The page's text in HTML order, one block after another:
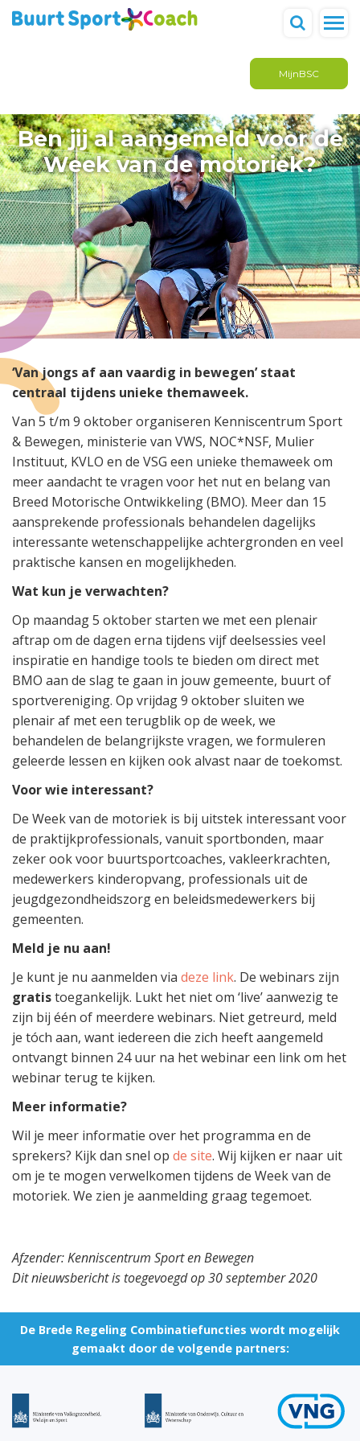
MijnBSC
Ben jij al aangemeld voor de
Week van de motoriek?
‘Van jongs af aan vaardig in bewegen’ staat
centraal tijdens unieke themaweek.
Van 5 t/m 9 oktober organiseren Kenniscentrum Sport
& Bewegen, ministerie van VWS, NOC*NSF, Mulier
Instituut, KVLO en de VSG een unieke themaweek om
meer aandacht te vragen voor het nut en belang van
Breed Motorische Ontwikkeling (BMO). Meer dan 15
aansprekende professionals behandelen dagelijks
interessante wetenschappelijke achtergronden en veel
praktische kansen en mogelijkheden.
Wat kun je verwachten?
Op maandag 5 oktober starten we met een plenair
aftrap om de dagen erna tijdens vijf deelsessies veel
inspiratie en handige tools te bieden om direct met
BMO aan de slag te gaan in jouw gemeente, buurt of
sportvereniging. Op vrijdag 9 oktober sluiten we
plenair af met een terugblik op de week, we
behandelen de belangrijkste vragen, we formuleren
geleerde lessen en kijken ook alvast naar de toekomst.
Voor wie interessant?
De Week van de motoriek is bij uitstek interessant voor
de praktijkprofessionals, vanuit sportbonden, maar
zeker ook voor buurtsportcoaches, vakleerkrachten,
medewerkers kinderopvang, professionals uit de
jeugdgezondheidszorg en beleidsmedewerkers bij
gemeenten.
Meld je nu aan!
Je kunt je nu aanmelden via deze link. De webinars zijn
gratistoegankelijk. Lukt het niet om ‘live’ aanwezig te
zijn bij één of meerdere webinars. Niet getreurd, meld
je tóch aan, want iedereen die zich heeft aangemeld
ontvangt binnen 24 uur na het webinar een link om het
webinar terug te kijken.
Meer informatie?
Wil je meer informatie over het programma en de
sprekers? Kijk dan snel op de site. Wij kijken er naar uit
om je te mogen verwelkomen tijdens de Week van de
motoriek. We zien je aanmelding graag tegemoet.
Afzender: Kenniscentrum Sport en Bewegen
Dit nieuwsbericht is toegevoegd op 30 september 2020
De Brede Regeling Combinatiefuncties wordt mogelijk
gemaakt door de volgende partners: